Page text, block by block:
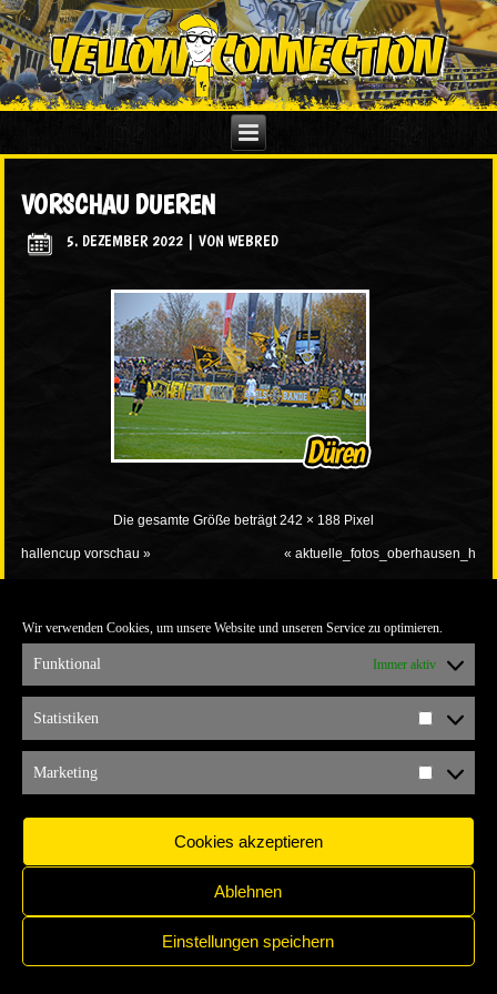
Wir verwenden Cookies, um unsere Website und unseren Service zu optimieren.
Funktional Immer aktiv
Statistiken
Marketing
Cookies akzeptieren
Ablehnen
Einstellungen speichern
VORSCHAU DUEREN
5. DEZEMBER 2022 |VON WEBRED
Die gesamte Größe beträgt242 × 188Pixel
hallencup vorschau » « aktuelle_fotos_oberhausen_h